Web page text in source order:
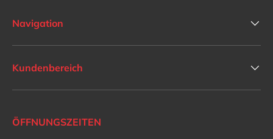
Navigation
Kundenbereich
ÖFFNUNGSZEITEN